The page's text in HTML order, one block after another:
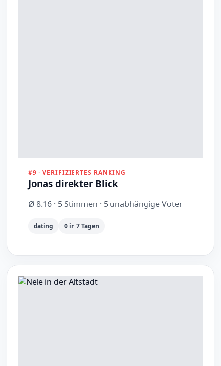
#9 · VERIFIZIERTES RANKING
Jonas direkter Blick
Ø 8.16 · 5 Stimmen · 5 unabhängige Voter
dating 0 in 7 Tagen